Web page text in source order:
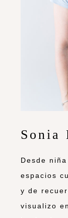
Sonia
Desde
espacios
y de
visualizo